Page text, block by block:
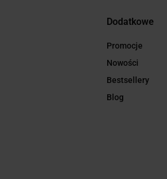
Dodatkowe
Promocje
Nowości
Bestsellery
Blog